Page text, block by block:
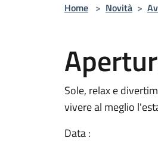
Home > Novità >
Sole, relax e
vivere al meglio
Data :